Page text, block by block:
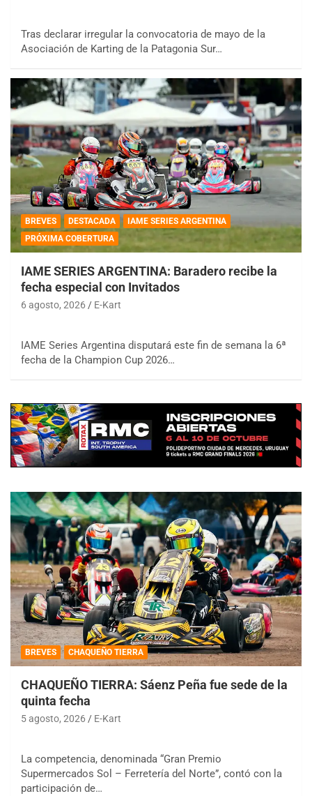
Tras declarar irregular la convocatoria de mayo de la
Asociación de Karting de la Patagonia Sur…
BREVES DESTACADA
IAME SERIES ARGENTINA
PRÓXIMA COBERTURA
IAME SERIES ARGENTINA: Baradero recibe la
fecha especial con Invitados
6 agosto, 2026 E-Kart
IAME Series Argentina disputará este fin de semana la 6ª
fecha de la Champion Cup 2026…
BREVES CHAQUEÑO TIERRA
CHAQUEÑO TIERRA: Sáenz Peña fue sede de la
quinta fecha
5 agosto, 2026 E-Kart
La competencia, denominada “Gran Premio
Supermercados Sol – Ferretería del Norte”, contó con la
participación de…